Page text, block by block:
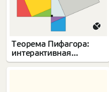
Теорема Пифагора:
интерактивная
головоломка